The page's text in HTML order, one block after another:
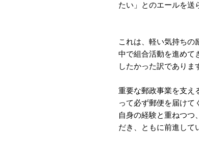
たい」とのエールを送
これは、軽い気持ちの
中で組合活動を進めて
したかった訳でありま
重要な郵政事業を支え
って必ず郵便を届けて
自身の経験と重ねつつ
だき、ともに前進して